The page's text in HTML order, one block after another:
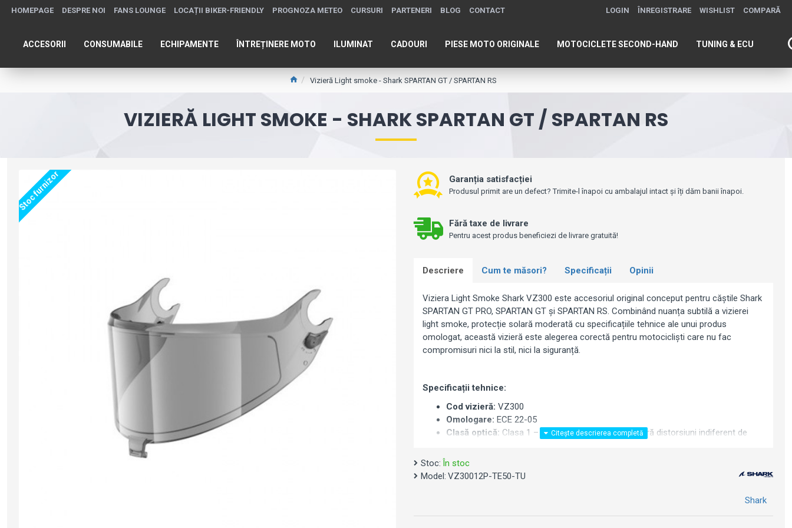
HOMEPAGE DESPRE NOI FANS LOUNGE LOCAȚII BIKER-FRIENDLY PROGNOZA METEO CURSURI PARTENERI BLOG CONTACT LOGIN ÎNREGISTRARE WISHLIST COMPARĂ
ACCESORII CONSUMABILE ECHIPAMENTE ÎNTREȚINERE MOTO ILUMINAT CADOURI PIESE MOTO ORIGINALE MOTOCICLETE SECOND-HAND TUNING & ECU
Vizieră Light smoke - Shark SPARTAN GT / SPARTAN RS
VIZIERĂ LIGHT SMOKE - SHARK SPARTAN GT / SPARTAN RS
Stoc furnizor
Fără taxe de livrare
Pentru acest produs beneficiezi de livrare gratuită!
Garanția satisfacției
Produsul primit are un defect? Trimite-l înapoi cu ambalajul intact și îți dăm banii înapoi.
Descriere Cum te măsori? Specificații Opinii
Viziera Light Smoke Shark VZ300 este accesoriul original conceput pentru căștile Shark
SPARTAN GT PRO, SPARTAN GT și SPARTAN RS. Combinând nuanța subtilă a vizierei
light smoke, protecție solară moderată cu specificațiile tehnice ale unui produs
omologat, această vizieră este alegerea corectă pentru motocicliști care nu fac
compromisuri nici la stil, nici la siguranță.
Specificații tehnice:
Cod vizieră: VZ300
Omologare: ECE 22-05
Clasă optică: Clasa 1 – claritate vizuală maximă, fără distorsiuni indiferent de
Tratament:
Pinlock Ready:Da – pini montați din fabrică (inserție Pinlock nu este inclusă)
Stoc: În stoc
Model: VZ30012P-TE50-TU
Shark